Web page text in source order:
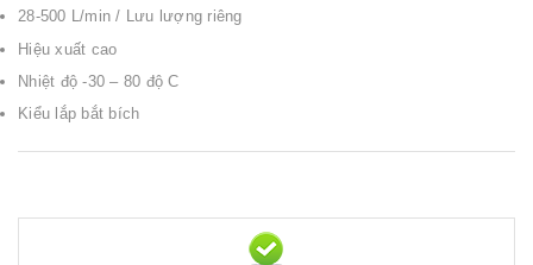
28-500 L/min / Lưu lượng riêng
Hiệu xuất cao
Nhiệt độ -30 – 80 độ C
Kiểu lắp bắt bích